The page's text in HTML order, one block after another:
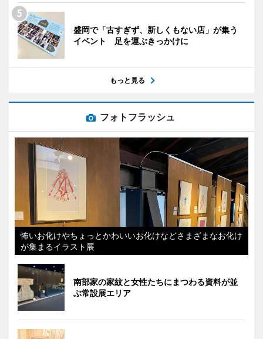
盛岡で「古すぎず、新しくもない店」が集う
イベント 足を運ぶきっかけに
もっと見る
フォトフラッシュ
怖いお化けやちょっとかわいいお化けなどさまざまなお化け
が集まるイラスト展
南部家の家紋と女性たちにまつわる資料が並
ぶ常設展エリア